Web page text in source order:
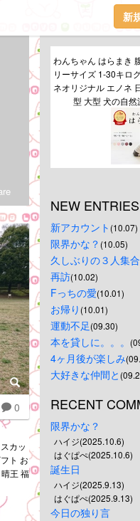
新
0
カッ
ト お
王 福
わんちゃん はらまき
リーサイズ 1-30キロ
ネオリジナル エノネ
型 大型 犬の自
NEW ENTRIES
新アカウント (10.07)
限界かな？ (10.05)
久しぶりの３人集
再訪(10.02)
Fっちの愛(10.01)
お帰り (10.01)
運動不足(09.30)
本を貸しに。。。
4ヶ月後が楽しみ
大好きな仲間と
RECENT
限界かな？
ハイジ(2025.10.6)
はぐぱぺ(2025.10.6)
誕生日
ハイジ(2025.9.13)
はぐぱぺ(2025.9.13)
今日の独り言